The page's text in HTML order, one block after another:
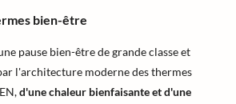
bien-être
pause bien-être de grande classe et
l'architecture moderne des thermes
d'une chaleur bienfaisante et d'une